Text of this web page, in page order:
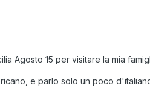
Agosto 15 per visitare la mia
e parlo solo un poco